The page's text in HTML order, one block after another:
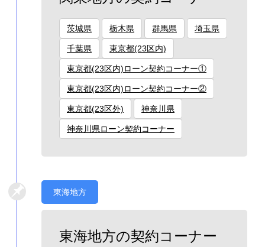
茨城県 栃木県 群馬県 埼玉県
千葉県 東京都(23区内)
東京都(23区内)ローン契約コーナー①
東京都(23区内)ローン契約コーナー②
東京都(23区外) 神奈川県
神奈川県ローン契約コーナー
東海地方
東海地方の契約コーナー